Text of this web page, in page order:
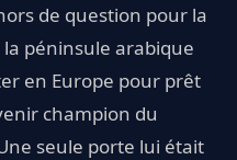
de question pour la
péninsule arabique
en Europe pour prêt
champion du
seule porte lui était